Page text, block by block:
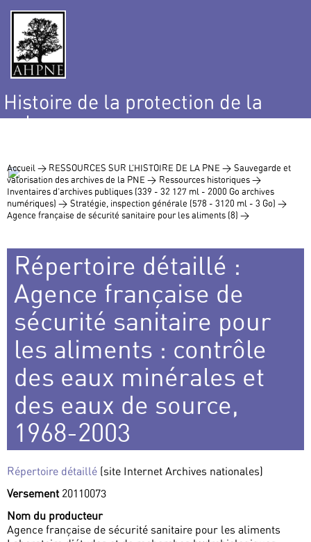
Histoire de la protection de la
nature
Accueil > RESSOURCES SUR L’HISTOIRE DE LA PNE > Sauvegarde et
valorisation des archives de la PNE > Ressources historiques >
Inventaires d’archives publiques (339 - 32 127 ml - 2000 Go archives
numériques) > Stratégie, inspection générale (578 - 3120 ml - 3 Go) >
Agence française de sécurité sanitaire pour les aliments (8) >
Répertoire détaillé :
Agence française de
sécurité sanitaire pour
les aliments : contrôle
des eaux minérales et
des eaux de source,
1968-2003
Répertoire détaillé (site Internet Archives nationales)
Versement 20110073
Nom du producteur
Agence française de sécurité sanitaire pour les aliments